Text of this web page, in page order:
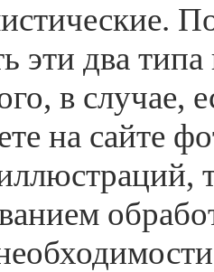
эти два
в случае,
на сайте